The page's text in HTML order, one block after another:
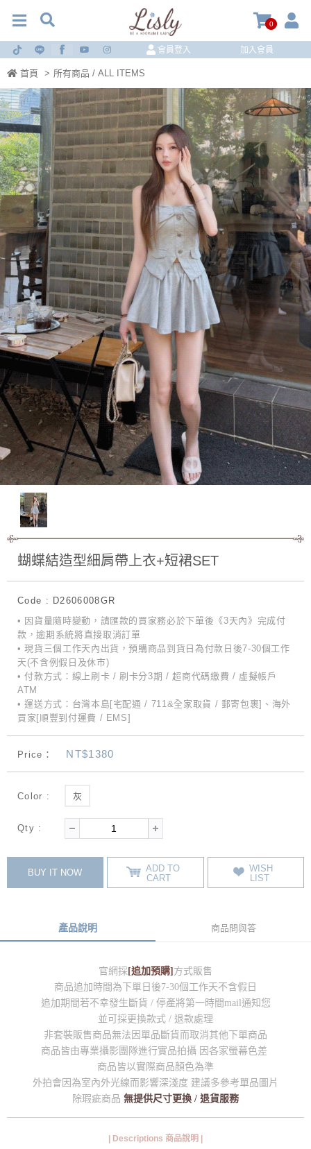
0
會員登入 加入會員
首頁 > 所有商品 / ALL ITEMS
蝴蝶結造型細肩帶上衣+短裙SET
Code : D2606008GR
• 因貨量隨時變動，請匯款的買家務必於下單後《3天內》完成付
款，逾期系統將直接取消訂單
• 現貨三個工作天內出貨，預購商品到貨日為付款日後7-30個工作
天(不含例假日及休市)
• 付款方式：線上刷卡 / 刷卡分3期 / 超商代碼繳費 / 虛擬帳戶
ATM
• 運送方式：台灣本島[宅配通 / 711&全家取貨 / 郵寄包裹]、海外
買家[順豐到付運費 / EMS]
Price： NT$1380
Color : 灰
Qty :
BUY IT NOW
ADD TO
CART
WISH
LIST
產品說明 商品問與答
官網採[追加預購]方式販售
商品追加時間為下單日後7-30個工作天不含假日
追加期間若不幸發生斷貨 / 停產將第一時間mail通知您
並可採更換款式 / 退款處理
非套裝販售商品無法因單品斷貨而取消其他下單商品
商品皆由專業攝影團隊進行實品拍攝 因各家螢幕色差
商品皆以實際商品顏色為準
外拍會因為室內外光線而影響深淺度 建議多參考單品圖片
除瑕疵商品 無提供尺寸更換 / 退貨服務
| Descriptions 商品說明 |